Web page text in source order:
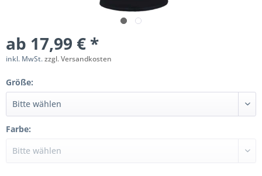
ab 17,99 € *
inkl. MwSt.zzgl. Versandkosten
Größe:
Farbe: